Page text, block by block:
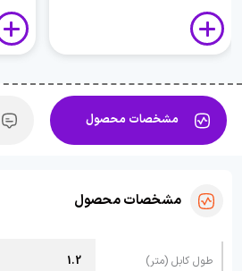
مشخصات محصول
مشخصات محصول
طول کابل (متر) 1.2